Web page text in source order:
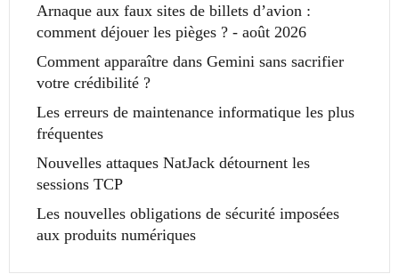
Arnaque aux faux sites de billets d’avion :
comment déjouer les pièges ? - août 2026
Comment apparaître dans Gemini sans sacrifier
votre crédibilité ?
Les erreurs de maintenance informatique les plus
fréquentes
Nouvelles attaques NatJack détournent les
sessions TCP
Les nouvelles obligations de sécurité imposées
aux produits numériques